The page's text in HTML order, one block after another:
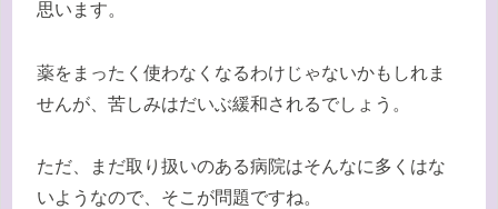
思います。
薬をまったく使わなくなるわけじゃないかもしれま
せんが、苦しみはだいぶ緩和されるでしょう。
ただ、まだ取り扱いのある病院はそんなに多くはな
いようなので、そこが問題ですね。